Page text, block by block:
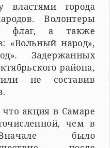
властями города
Волонтеры
флаг, а также
«Вольный народ»,
Задержанных
района,
не составив
акция в Самаре
чем в
было